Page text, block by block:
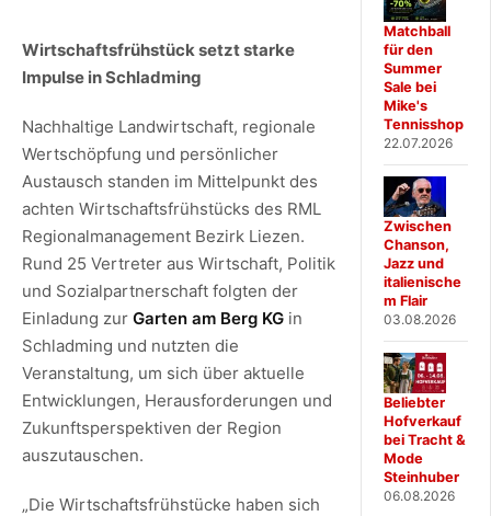
Wirtschaftsfrühstück setzt starke
Impulse in Schladming
Nachhaltige Landwirtschaft, regionale
Wertschöpfung und persönlicher
Austausch standen im Mittelpunkt des
achten Wirtschaftsfrühstücks des RML
Regionalmanagement Bezirk Liezen.
Rund 25 Vertreter aus Wirtschaft, Politik
und Sozialpartnerschaft folgten der
Einladung zur Garten am Berg KG in
Schladming und nutzten die
Veranstaltung, um sich über aktuelle
Entwicklungen, Herausforderungen und
Zukunftsperspektiven der Region
auszutauschen.
„Die Wirtschaftsfrühstücke haben sich
Matchball
für den
Summer
Sale bei
Mike's
Tennisshop
22.07.2026
Zwischen
Chanson,
Jazz und
italienische
m Flair
03.08.2026
Beliebter
Hofverkauf
bei Tracht &
Mode
Steinhuber
06.08.2026